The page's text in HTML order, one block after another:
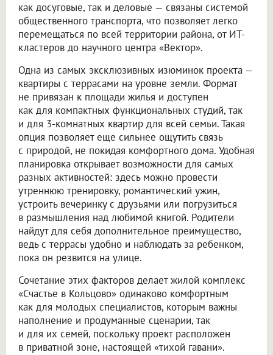
как досуговые, так и деловые — связаны системой
общественного транспорта, что позволяет легко
перемещаться по всей территории района, от ИТ-
кластеров до научного центра «Вектор».
Одна из самых эксклюзивных изюминок проекта —
квартиры с террасами на уровне земли. Формат
не привязан к площади жилья и доступен
как для компактных функциональных студий, так
и для 3-комнатных квартир для всей семьи. Такая
опция позволяет еще сильнее ощутить связь
с природой, не покидая комфортного дома. Удобная
планировка открывает возможности для самых
разных активностей: здесь можно провести
утреннюю тренировку, романтический ужин,
устроить вечеринку с друзьями или погрузиться
в размышления над любимой книгой. Родители
найдут для себя дополнительное преимущество,
ведь с террасы удобно и наблюдать за ребенком,
пока он резвится на улице.
Сочетание этих факторов делает жилой комплекс
«Счастье в Кольцово» одинаково комфортным
как для молодых специалистов, которым важны
наполнение и продуманные сценарии, так
и для их семей, поскольку проект расположен
в приватной зоне, настоящей «тихой гавани».